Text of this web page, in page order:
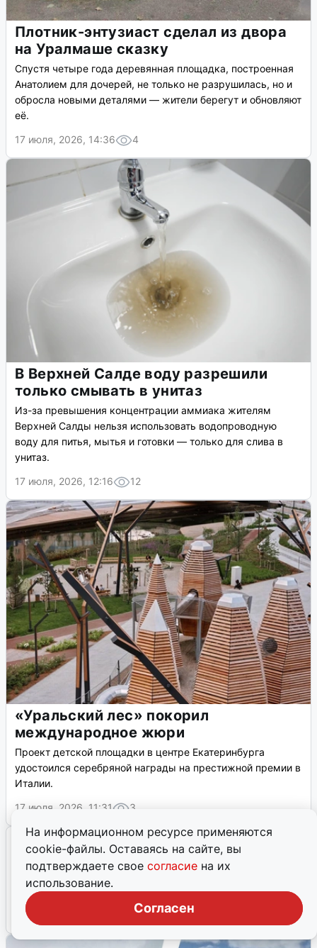
На информационном ресурсе применяются
cookie-файлы. Оставаясь на сайте, вы
подтверждаете свое согласие на их
использование.
Согласен
Плотник-энтузиаст сделал из двора
на Уралмаше сказку
Спустя четыре года деревянная площадка, построенная
Анатолием для дочерей, не только не разрушилась, но и
обросла новыми деталями — жители берегут и обновляют
её.
17 июля, 2026, 14:36
4
В Верхней Салде воду разрешили
только смывать в унитаз
Из-за превышения концентрации аммиака жителям
Верхней Салды нельзя использовать водопроводную
воду для питья, мытья и готовки — только для слива в
унитаз.
17 июля, 2026, 12:16
12
«Уральский лес» покорил
международное жюри
Проект детской площадки в центре Екатеринбурга
удостоился серебряной награды на престижной премии в
Италии.
17 июля, 2026, 11:31
3